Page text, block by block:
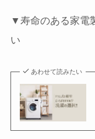
▼寿命のある家電
い
あわせて読みたい